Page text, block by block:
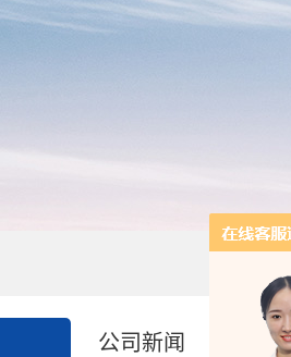
公司新闻